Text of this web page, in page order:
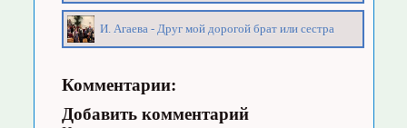
И. Агаева - Друг мой дорогой брат или сестра
Комментарии:
Добавить комментарий